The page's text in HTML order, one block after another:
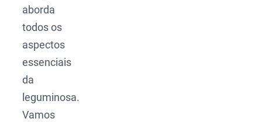
aborda
todos os
aspectos
essenciais
da
leguminosa.
Vamos